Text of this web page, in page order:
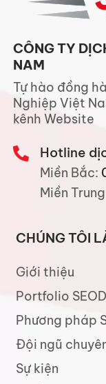
CÔNG TY
NAM
Tự hào đồng
Nghiệp Việt
kênh Website
Hotline
Miền Bắc:
Miền
CHÚNG TÔI
Giới thiệu
Portfolio
Phương pháp
Đội ngũ
Sự kiện